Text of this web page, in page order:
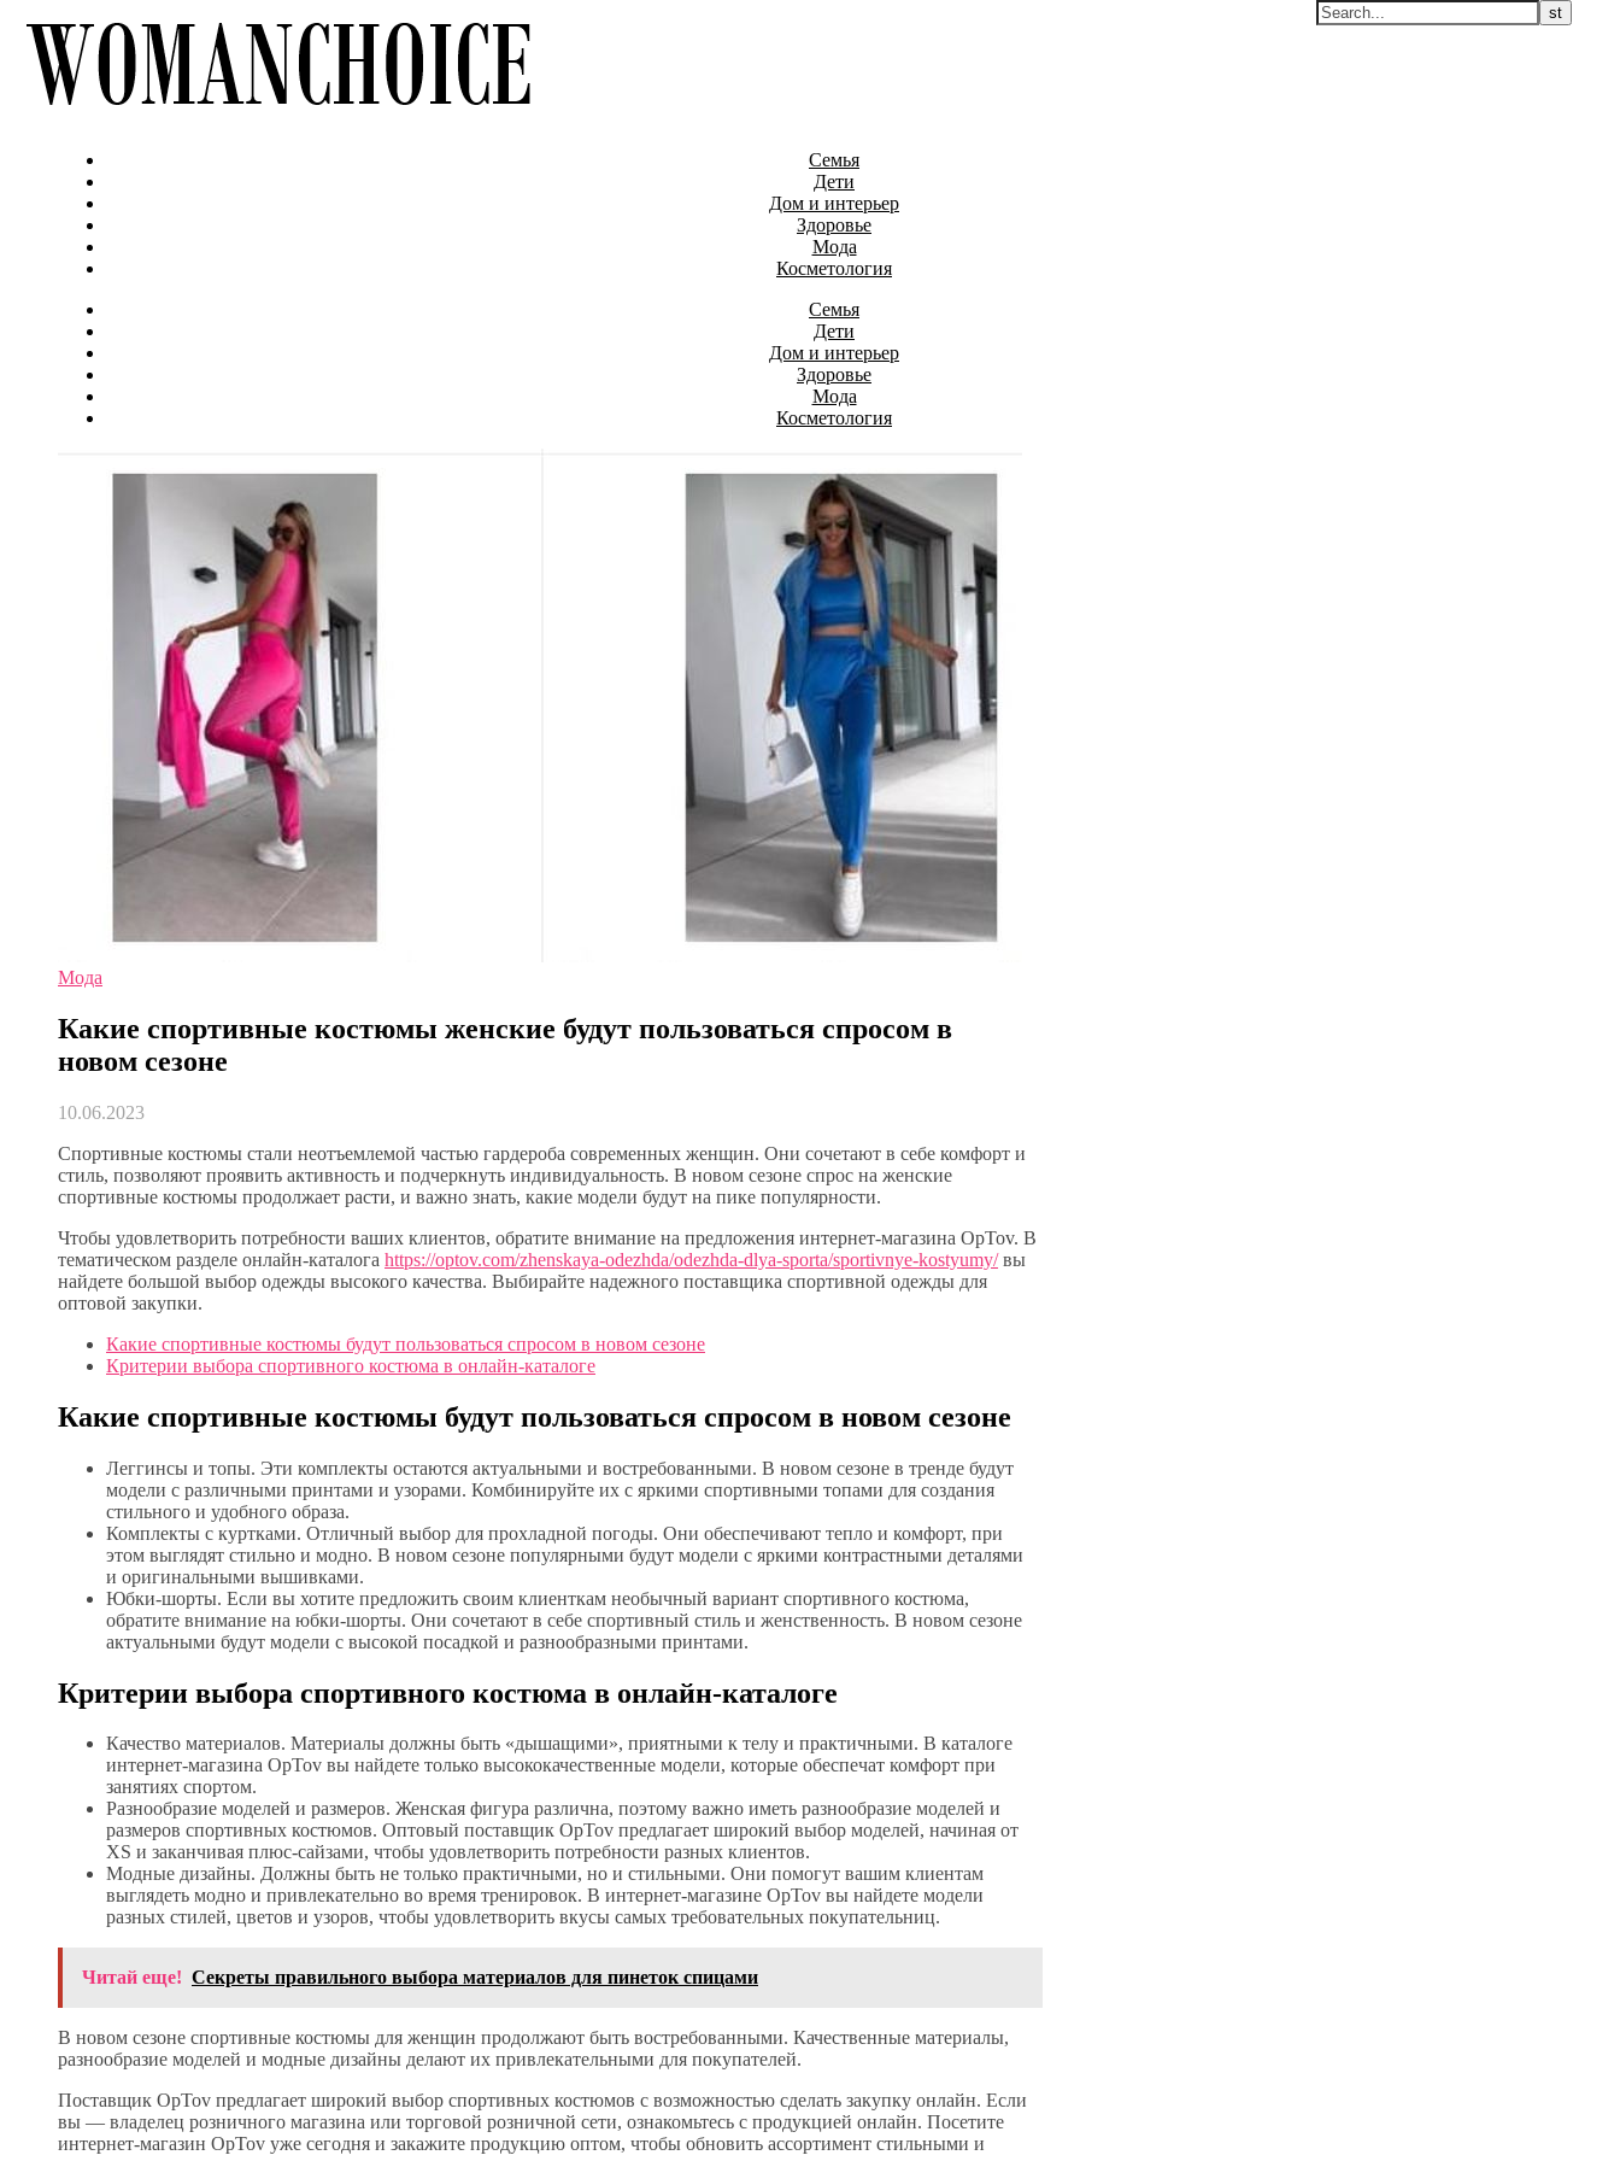
Семья
Дети
Дом и интерьер
Здоровье
Мода
Косметология
Семья
Дети
Дом и интерьер
Здоровье
Мода
Косметология
Мода
Какие спортивные костюмы женские будут пользоваться спросом в
новом сезоне
10.06.2023
Спортивные костюмы стали неотъемлемой частью гардероба современных женщин. Они сочетают в себе комфорт и
стиль, позволяют проявить активность и подчеркнуть индивидуальность. В новом сезоне спрос на женские
спортивные костюмы продолжает расти, и важно знать, какие модели будут на пике популярности.
Чтобы удовлетворить потребности ваших клиентов, обратите внимание на предложения интернет-магазина OpTov. В
тематическом разделе онлайн-каталога https://optov.com/zhenskaya-odezhda/odezhda-dlya-sporta/sportivnye-kostyumy/вы
найдете большой выбор одежды высокого качества. Выбирайте надежного поставщика спортивной одежды для
оптовой закупки.
Какие спортивные костюмы будут пользоваться спросом в новом сезоне
Критерии выбора спортивного костюма в онлайн-каталоге
Какие спортивные костюмы будут пользоваться спросом в новом сезоне
Леггинсы и топы. Эти комплекты остаются актуальными и востребованными. В новом сезоне в тренде будут
модели с различными принтами и узорами. Комбинируйте их с яркими спортивными топами для создания
стильного и удобного образа.
Комплекты с куртками. Отличный выбор для прохладной погоды. Они обеспечивают тепло и комфорт, при
этом выглядят стильно и модно. В новом сезоне популярными будут модели с яркими контрастными деталями
и оригинальными вышивками.
Юбки-шорты. Если вы хотите предложить своим клиенткам необычный вариант спортивного костюма,
обратите внимание на юбки-шорты. Они сочетают в себе спортивный стиль и женственность. В новом сезоне
актуальными будут модели с высокой посадкой и разнообразными принтами.
Критерии выбора спортивного костюма в онлайн-каталоге
Качество материалов. Материалы должны быть «дышащими», приятными к телу и практичными. В каталоге
интернет-магазина OpTov вы найдете только высококачественные модели, которые обеспечат комфорт при
занятиях спортом.
Разнообразие моделей и размеров. Женская фигура различна, поэтому важно иметь разнообразие моделей и
размеров спортивных костюмов. Оптовый поставщик OpTov предлагает широкий выбор моделей, начиная от
XS и заканчивая плюс-сайзами, чтобы удовлетворить потребности разных клиентов.
Модные дизайны. Должны быть не только практичными, но и стильными. Они помогут вашим клиентам
выглядеть модно и привлекательно во время тренировок. В интернет-магазине OpTov вы найдете модели
разных стилей, цветов и узоров, чтобы удовлетворить вкусы самых требовательных покупательниц.
Читай еще! Секреты правильного выбора материалов для пинеток спицами
В новом сезоне спортивные костюмы для женщин продолжают быть востребованными. Качественные материалы,
разнообразие моделей и модные дизайны делают их привлекательными для покупателей.
Поставщик OpTov предлагает широкий выбор спортивных костюмов с возможностью сделать закупку онлайн. Если
вы — владелец розничного магазина или торговой розничной сети, ознакомьтесь с продукцией онлайн. Посетите
интернет-магазин OpTov уже сегодня и закажите продукцию оптом, чтобы обновить ассортимент стильными и